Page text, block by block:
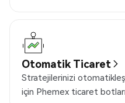
Otomatik Ticaret
Stratejilerinizi
için Phemex ticaret